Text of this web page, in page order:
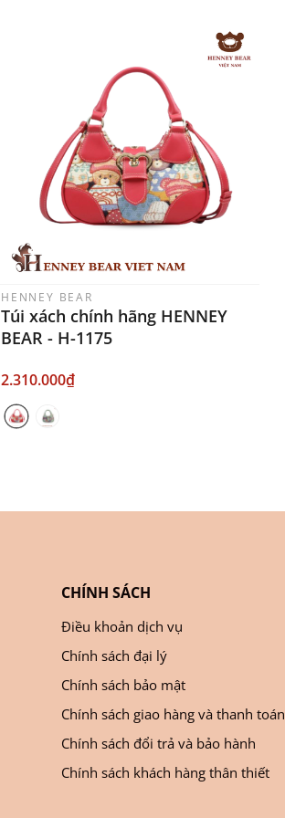
HENNEY BEAR
Túi xách chính hãng HENNEY
BEAR - H-1175
2.310.000₫
CHÍNH SÁCH
Điều khoản dịch vụ
Chính sách đại lý
Chính sách bảo mật
Chính sách giao hàng và thanh toán
Chính sách đổi trả và bảo hành
Chính sách khách hàng thân thiết